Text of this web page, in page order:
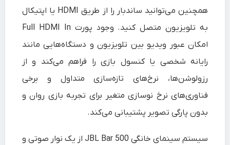
همچنین می‌توانید ساندبار را از طریق HDMI یا اپتیکال
به تلویزیون متصل کنید. وجود پورت Full HDMI In
امکان عبور ویدیو بین تلویزیون و دستگاه‌هایی مانند
رایانه شخصی یا کنسول بازی را فراهم می‌کند و از
رزولوشن‌ها، نرخ‌های تازه‌سازی متداول و برخی
فناوری‌های نرخ نوسازی متغیر برای تجربه بازی روان و
بدون پارگی تصویر پشتیبانی می‌کند.
سیستم سینمای خانگی JBL Bar 500 از یک نوار صوتی و